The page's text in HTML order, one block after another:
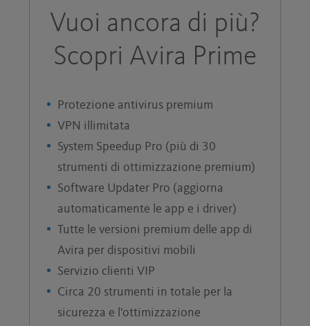
Vuoi ancora di più?
Scopri Avira Prime
Protezione antivirus premium
VPN illimitata
System Speedup Pro (più di 30
strumenti di ottimizzazione premium)
Software Updater Pro (aggiorna
automaticamente le app e i driver)
Tutte le versioni premium delle app di
Avira per dispositivi mobili
Servizio clienti VIP
Circa 20 strumenti in totale per la
sicurezza e l'ottimizzazione